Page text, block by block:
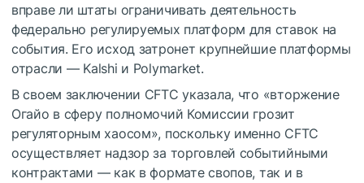
вправе ли штаты ограничивать деятельность
федерально регулируемых платформ для ставок на
события. Его исход затронет крупнейшие платформы
отрасли — Kalshi и Polymarket.
В своем заключении CFTC указала, что «вторжение
Огайо в сферу полномочий Комиссии грозит
регуляторным хаосом», поскольку именно CFTC
осуществляет надзор за торговлей событийными
контрактами — как в формате свопов, так и в